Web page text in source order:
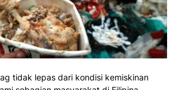
tidak lepas dari kondisi kemiskinan